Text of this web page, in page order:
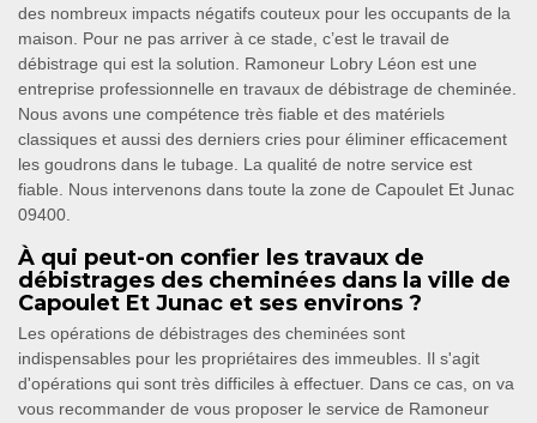
des nombreux impacts négatifs couteux pour les occupants de la
maison. Pour ne pas arriver à ce stade, c’est le travail de
débistrage qui est la solution. Ramoneur Lobry Léon est une
entreprise professionnelle en travaux de débistrage de cheminée.
Nous avons une compétence très fiable et des matériels
classiques et aussi des derniers cries pour éliminer efficacement
les goudrons dans le tubage. La qualité de notre service est
fiable. Nous intervenons dans toute la zone de Capoulet Et Junac
09400.
À qui peut-on confier les travaux de
débistrages des cheminées dans la ville de
Capoulet Et Junac et ses environs ?
Les opérations de débistrages des cheminées sont
indispensables pour les propriétaires des immeubles. Il s'agit
d'opérations qui sont très difficiles à effectuer. Dans ce cas, on va
vous recommander de vous proposer le service de Ramoneur